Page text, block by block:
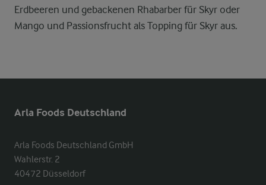
Erdbeeren und gebackenen Rhabarber für Skyr oder
Mango und Passionsfrucht als Topping für Skyr aus.
Arla Foods Deutschland
Arla Foods Deutschland GmbH
Wahlerstr. 2
40472 Düsseldorf